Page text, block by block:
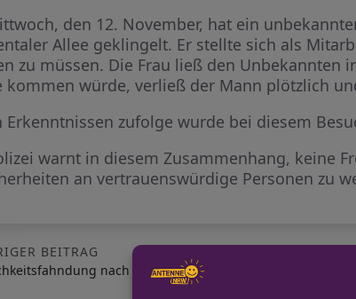
den 12. November, hat ein
Allee geklingelt. Er stellte sich als
zu müssen. Die Frau ließ den Unbekannten
kommen würde, verließ der Mann plötzlich
Erkenntnissen zufolge wurde bei diesem
warnt in diesem Zusammenhang, keine
an vertrauenswürdige Personen zu
BEITRAG
nach Einbruch in Siegburg